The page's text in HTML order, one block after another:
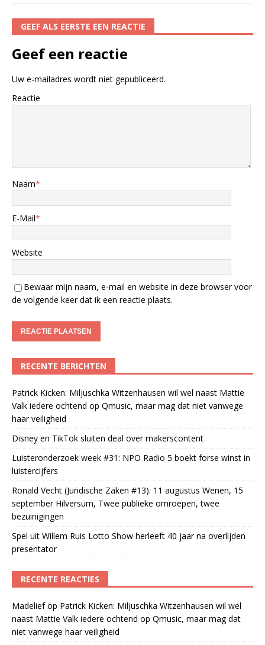
GEEF ALS EERSTE EEN REACTIE
Geef een reactie
Uw e-mailadres wordt niet gepubliceerd.
Reactie
Naam*
E-Mail*
Website
Bewaar mijn naam, e-mail en website in deze browser voor
de volgende keer dat ik een reactie plaats.
RECENTE BERICHTEN
Patrick Kicken: Miljuschka Witzenhausen wil wel naast Mattie
Valk iedere ochtend op Qmusic, maar mag dat niet vanwege
haar veiligheid
Disney en TikTok sluiten deal over makerscontent
Luisteronderzoek week #31: NPO Radio 5 boekt forse winst in
luistercijfers
Ronald Vecht (Juridische Zaken #13): 11 augustus Wenen, 15
september Hilversum, Twee publieke omroepen, twee
bezuinigingen
Spel uit Willem Ruis Lotto Show herleeft 40 jaar na overlijden
presentator
RECENTE REACTIES
Madeliefop Patrick Kicken: Miljuschka Witzenhausen wil wel
naast Mattie Valk iedere ochtend op Qmusic, maar mag dat
niet vanwege haar veiligheid